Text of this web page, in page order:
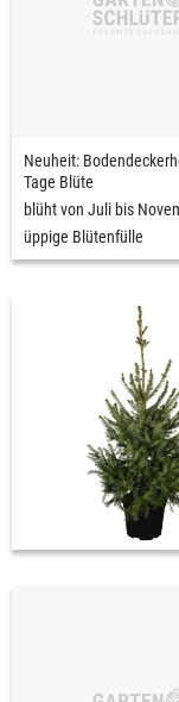
Neuheit:
Tage Blüte
blüht von Juli bis
üppige Blütenfülle